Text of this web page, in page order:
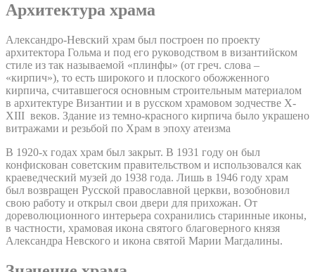
Архитектура храма
Александро-Невский храм был построен по проекту
архитектора Гольма и под его руководством в византийском
стиле из так называемой «плинфы» (от греч. слова –
«кирпич»), то есть широкого и плоского обожженного
кирпича, считавшегося основным строительным материалом
в архитектуре Византии и в русском храмовом зодчестве X-
XIII веков. Здание из темно-красного кирпича было украшено
витражами и резьбой по Храм в эпоху атеизма
В 1920-х годах храм был закрыт. В 1931 году он был
конфискован советским правительством и использовался как
краеведческий музей до 1938 года. Лишь в 1946 году храм
был возвращен Русской православной церкви, возобновил
свою работу и открыл свои двери для прихожан. От
дореволюционного интерьера сохранились старинные иконы,
в частности, храмовая икона святого благоверного князя
Александра Невского и икона святой Марии Магдалины.